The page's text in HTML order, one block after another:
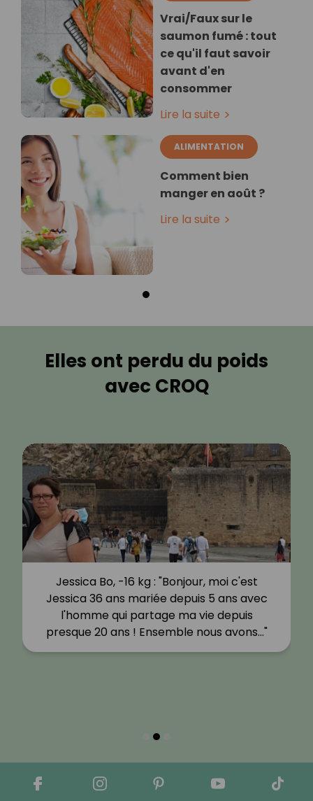
Vrai/Faux sur le
saumon fumé : tout
ce qu'il faut savoir
avant d'en
consommer
Lire la suite
ALIMENTATION
Comment bien
manger en août ?
Lire la suite
Elles ont perdu du poids
avec CROQ
Jessica Bo, -16 kg : "Bonjour, moi c'est
Jessica 36 ans mariée depuis 5 ans avec
l'homme qui partage ma vie depuis
presque 20 ans ! Ensemble nous avons…"